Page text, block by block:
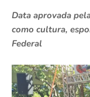
Data aprovada
como cultura,
Federal